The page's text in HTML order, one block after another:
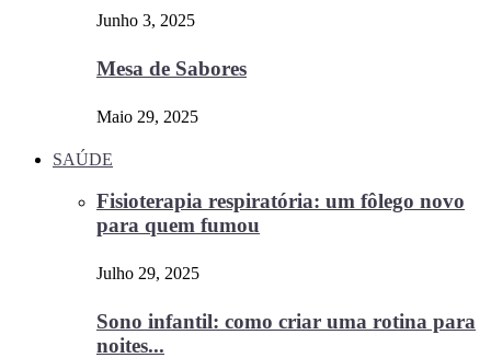
Junho 3, 2025
Mesa de Sabores
Maio 29, 2025
SAÚDE
Fisioterapia respiratória: um fôlego novo
para quem fumou
Julho 29, 2025
Sono infantil: como criar uma rotina para
noites...